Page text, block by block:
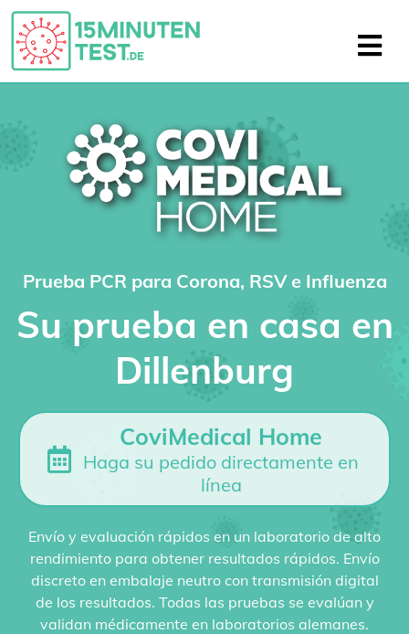
Prueba PCR para Corona, RSV e Influenza
Su prueba en casa en
Dillenburg
CoviMedical Home
Haga su pedido directamente en
línea
Envío y evaluación rápidos en un laboratorio de alto
rendimiento para obtener resultados rápidos. Envío
discreto en embalaje neutro con transmisión digital
de los resultados. Todas las pruebas se evalúan y
validan médicamente en laboratorios alemanes.